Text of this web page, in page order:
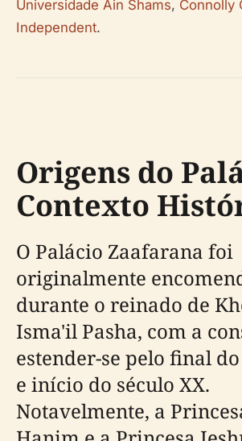
Universidade Ain Shams, Connolly
Independent.
Origens do
Contexto
O Palácio Zaafarana foi
originalmente
durante o reinado de
Isma'il Pasha, com a
estender-se pelo final
e início do século XX.
Notavelmente, a